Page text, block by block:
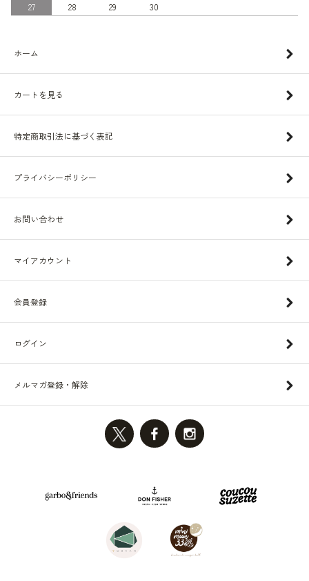
27
28 29 30
ホーム
カートを見る
特定商取引法に基づく表記
プライバシーポリシー
お問い合わせ
マイアカウント
会員登録
ログイン
メルマガ登録・解除